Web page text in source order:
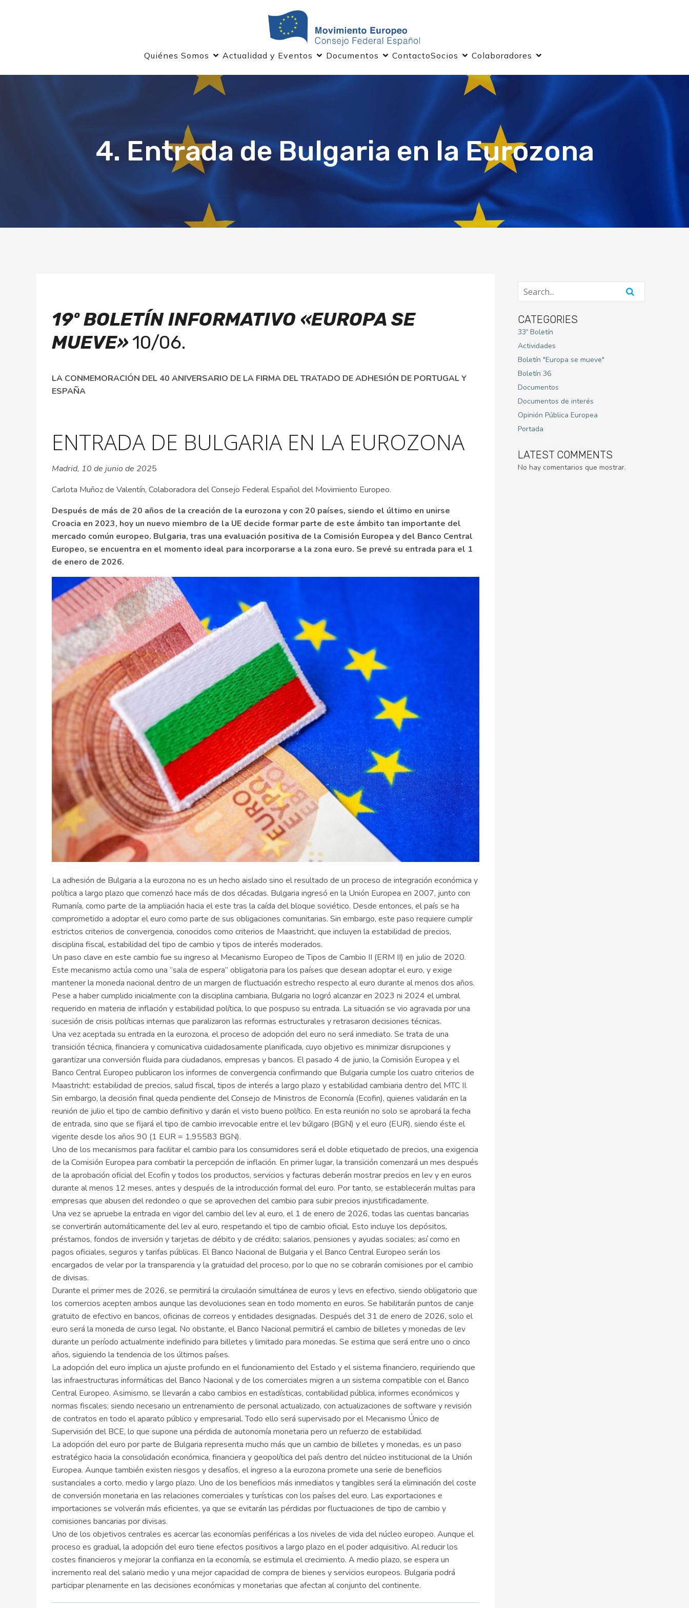
Quiénes Somos Actualidad y Eventos Documentos ContactoSocios Colaboradores
4. Entrada de Bulgaria en la Eurozona
19º BOLETÍN INFORMATIVO «EUROPA SE
MUEVE»10/06.
LA CONMEMORACIÓN DEL 40 ANIVERSARIO DE LA FIRMA DEL TRATADO DE ADHESIÓN DE PORTUGAL Y
ESPAÑA
ENTRADA DE BULGARIA EN LA EUROZONA
Madrid, 10 de junio de 2025
Carlota Muñoz de Valentín, Colaboradora del Consejo Federal Español del Movimiento Europeo.
Después de más de 20 años de la creación de la eurozona y con 20 países, siendo el último en unirse
Croacia en 2023, hoy un nuevo miembro de la UE decide formar parte de este ámbito tan importante del
mercado común europeo. Bulgaria, tras una evaluación positiva de la Comisión Europea y del Banco Central
Europeo, se encuentra en el momento ideal para incorporarse a la zona euro. Se prevé su entrada para el 1
de enero de 2026.
La adhesión de Bulgaria a la eurozona no es un hecho aislado sino el resultado de un proceso de integración económica y
política a largo plazo que comenzó hace más de dos décadas. Bulgaria ingresó en la Unión Europea en 2007, junto con
Rumanía, como parte de la ampliación hacia el este tras la caída del bloque soviético. Desde entonces, el país se ha
comprometido a adoptar el euro como parte de sus obligaciones comunitarias. Sin embargo, este paso requiere cumplir
estrictos criterios de convergencia, conocidos como criterios de Maastricht, que incluyen la estabilidad de precios,
disciplina fiscal, estabilidad del tipo de cambio y tipos de interés moderados.
Un paso clave en este cambio fue su ingreso al Mecanismo Europeo de Tipos de Cambio II (ERM II) en julio de 2020.
Este mecanismo actúa como una “sala de espera” obligatoria para los países que desean adoptar el euro, y exige
mantener la moneda nacional dentro de un margen de fluctuación estrecho respecto al euro durante al menos dos años.
Pese a haber cumplido inicialmente con la disciplina cambiaria, Bulgaria no logró alcanzar en 2023 ni 2024 el umbral
requerido en materia de inflación y estabilidad política, lo que pospuso su entrada. La situación se vio agravada por una
sucesión de crisis políticas internas que paralizaron las reformas estructurales y retrasaron decisiones técnicas.
Una vez aceptada su entrada en la eurozona, el proceso de adopción del euro no será inmediato. Se trata de una
transición técnica, financiera y comunicativa cuidadosamente planificada, cuyo objetivo es minimizar disrupciones y
garantizar una conversión fluida para ciudadanos, empresas y bancos. El pasado 4 de junio, la Comisión Europea y el
Banco Central Europeo publicaron los informes de convergencia confirmando que Bulgaria cumple los cuatro criterios de
Maastricht: estabilidad de precios, salud fiscal, tipos de interés a largo plazo y estabilidad cambiaria dentro del MTC II.
Sin embargo, la decisión final queda pendiente del Consejo de Ministros de Economía (Ecofin), quienes validarán en la
reunión de julio el tipo de cambio definitivo y darán el visto bueno político. En esta reunión no solo se aprobará la fecha
de entrada, sino que se fijará el tipo de cambio irrevocable entre el lev búlgaro (BGN) y el euro (EUR), siendo éste el
vigente desde los años 90 (1 EUR = 1,95583 BGN).
Uno de los mecanismos para facilitar el cambio para los consumidores será el doble etiquetado de precios, una exigencia
de la Comisión Europea para combatir la percepción de inflación. En primer lugar, la transición comenzará un mes después
de la aprobación oficial del Ecofin y todos los productos, servicios y facturas deberán mostrar precios en lev y en euros
durante al menos 12 meses, antes y después de la introducción formal del euro. Por tanto, se establecerán multas para
empresas que abusen del redondeo o que se aprovechen del cambio para subir precios injustificadamente.
Una vez se apruebe la entrada en vigor del cambio del lev al euro, el 1 de enero de 2026, todas las cuentas bancarias
se convertirán automáticamente del lev al euro, respetando el tipo de cambio oficial. Esto incluye los depósitos,
préstamos, fondos de inversión y tarjetas de débito y de crédito; salarios, pensiones y ayudas sociales; así como en
pagos oficiales, seguros y tarifas públicas. El Banco Nacional de Bulgaria y el Banco Central Europeo serán los
encargados de velar por la transparencia y la gratuidad del proceso, por lo que no se cobrarán comisiones por el cambio
de divisas.
Durante el primer mes de 2026, se permitirá la circulación simultánea de euros y levs en efectivo, siendo obligatorio que
los comercios acepten ambos aunque las devoluciones sean en todo momento en euros. Se habilitarán puntos de canje
gratuito de efectivo en bancos, oficinas de correos y entidades designadas. Después del 31 de enero de 2026, solo el
euro será la moneda de curso legal. No obstante, el Banco Nacional permitirá el cambio de billetes y monedas de lev
durante un período actualmente indefinido para billetes y limitado para monedas. Se estima que será entre uno o cinco
años, siguiendo la tendencia de los últimos países.
La adopción del euro implica un ajuste profundo en el funcionamiento del Estado y el sistema financiero, requiriendo que
las infraestructuras informáticas del Banco Nacional y de los comerciales migren a un sistema compatible con el Banco
Central Europeo. Asimismo, se llevarán a cabo cambios en estadísticas, contabilidad pública, informes económicos y
normas fiscales; siendo necesario un entrenamiento de personal actualizado, con actualizaciones de software y revisión
de contratos en todo el aparato público y empresarial. Todo ello será supervisado por el Mecanismo Único de
Supervisión del BCE, lo que supone una pérdida de autonomía monetaria pero un refuerzo de estabilidad.
La adopción del euro por parte de Bulgaria representa mucho más que un cambio de billetes y monedas, es un paso
estratégico hacia la consolidación económica, financiera y geopolítica del país dentro del núcleo institucional de la Unión
Europea. Aunque también existen riesgos y desafíos, el ingreso a la eurozona promete una serie de beneficios
sustanciales a corto, medio y largo plazo. Uno de los beneficios más inmediatos y tangibles será la eliminación del coste
de conversión monetaria en las relaciones comerciales y turísticas con los países del euro. Las exportaciones e
importaciones se volverán más eficientes, ya que se evitarán las pérdidas por fluctuaciones de tipo de cambio y
comisiones bancarias por divisas.
Uno de los objetivos centrales es acercar las economías periféricas a los niveles de vida del núcleo europeo. Aunque el
proceso es gradual, la adopción del euro tiene efectos positivos a largo plazo en el poder adquisitivo. Al reducir los
costes financieros y mejorar la confianza en la economía, se estimula el crecimiento. A medio plazo, se espera un
incremento real del salario medio y una mejor capacidad de compra de bienes y servicios europeos. Bulgaria podrá
participar plenamente en las decisiones económicas y monetarias que afectan al conjunto del continente.
CATEGORIES
33º Boletín
Actividades
Boletín "Europa se mueve"
Boletín 36
Documentos
Documentos de interés
Opinión Pública Europea
Portada
LATEST COMMENTS
No hay comentarios que mostrar.